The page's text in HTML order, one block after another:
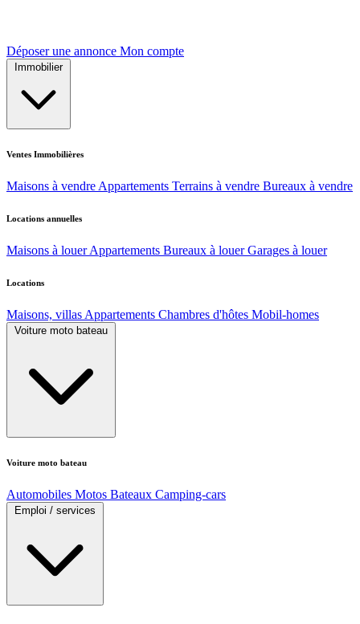
Déposer une annonce Mon compte
Immobilier
Ventes Immobilières
Maisons à vendre Appartements Terrains à vendre Bureaux à vendre
Locations annuelles
Maisons à louer Appartements Bureaux à louer Garages à louer
Locations
Maisons, villas Appartements Chambres d'hôtes Mobil-homes
Voiture moto bateau
Voiture moto bateau
Automobiles Motos Bateaux Camping-cars
Emploi / services